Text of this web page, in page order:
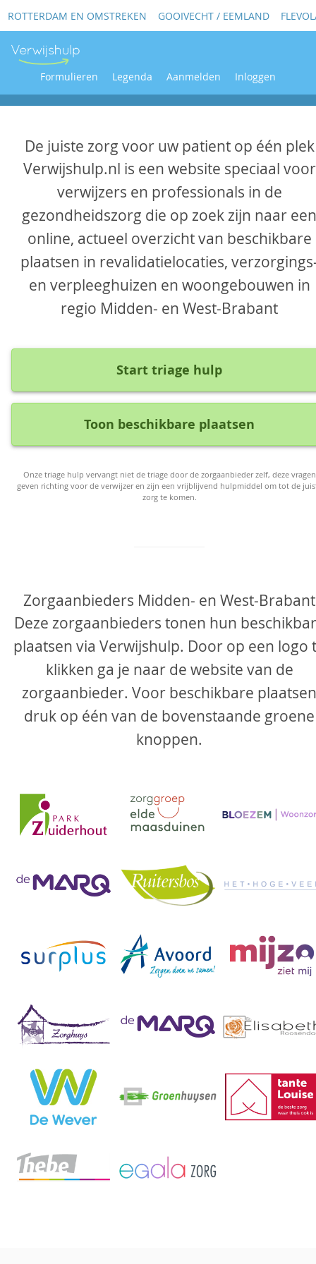
ROTTERDAM EN OMSTREKEN GOOIVECHT / EEMLAND
Formulieren Legenda Aanmelden Inloggen
De juiste zorg voor uw patient op één plek
Verwijshulp.nl is een website speciaal voor
verwijzers en professionals in de
gezondheidszorg die op zoek zijn naar een
online, actueel overzicht van beschikbare
plaatsen in revalidatielocaties,
en verpleeghuizen en woongebouwen in
regio Midden- en West-Brabant
Start triage hulp
Toon beschikbare plaatsen
Onze triage hulp vervangt niet de triage door de zorgaanbieder zelf, deze vragen
geven richting voor de verwijzer en zijn een vrijblijvend hulpmiddel om tot de
zorg te komen.
Zorgaanbieders Midden- en West-Brabant
Deze zorgaanbieders tonen hun
plaatsen via Verwijshulp. Door op een logo
klikken ga je naar de website van de
zorgaanbieder. Voor beschikbare plaatsen
druk op één van de bovenstaande groene
knoppen.